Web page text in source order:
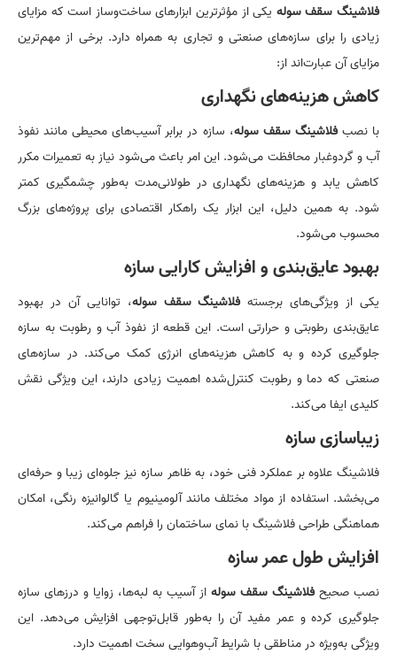
فلاشینگ سقف سوله یکی از مؤثرترین ابزارهای ساخت‌وساز است که مزایای
زیادی را برای سازه‌های صنعتی و تجاری به همراه دارد. برخی از مهم‌ترین
مزایای آن عبارت‌اند از:
کاهش هزینه‌های نگهداری
با نصبفلاشینگ سقف سوله، سازه در برابر آسیب‌های محیطی مانند نفوذ
آب و گردوغبار محافظت می‌شود. این امر باعث می‌شود نیاز به تعمیرات مکرر
کاهش یابد و هزینه‌های نگهداری در طولانی‌مدت به‌طور چشمگیری کمتر
شود. به همین دلیل، این ابزار یک راهکار اقتصادی برای پروژه‌های بزرگ
محسوب می‌شود.
بهبود عایق‌بندی و افزایش کارایی سازه
یکی از ویژگی‌های برجستهفلاشینگ سقف سوله، توانایی آن در بهبود
عایق‌بندی رطوبتی و حرارتی است. این قطعه از نفوذ آب و رطوبت به سازه
جلوگیری کرده و به کاهش هزینه‌های انرژی کمک می‌کند. در سازه‌های
صنعتی که دما و رطوبت کنترل‌شده اهمیت زیادی دارند، این ویژگی نقش
کلیدی ایفا می‌کند.
زیباسازی سازه
فلاشینگ علاوه بر عملکرد فنی خود، به ظاهر سازه نیز جلوه‌ای زیبا و حرفه‌ای
می‌بخشد. استفاده از مواد مختلف مانند آلومینیوم یا گالوانیزه رنگی، امکان
هماهنگی طراحی فلاشینگ با نمای ساختمان را فراهم می‌کند.
افزایش طول عمر سازه
نصب صحیحفلاشینگ سقف سوله از آسیب به لبه‌ها، زوایا و درزهای سازه
جلوگیری کرده و عمر مفید آن را به‌طور قابل‌توجهی افزایش می‌دهد. این
ویژگی به‌ویژه در مناطقی با شرایط آب‌وهوایی سخت اهمیت دارد.